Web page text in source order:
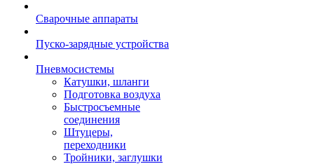
Сварочные аппараты
Пуско-зарядные устройства
Пневмосистемы
Катушки, шланги
Подготовка воздуха
Быстросъемные
соединения
Штуцеры,
переходники
Тройники, заглушки